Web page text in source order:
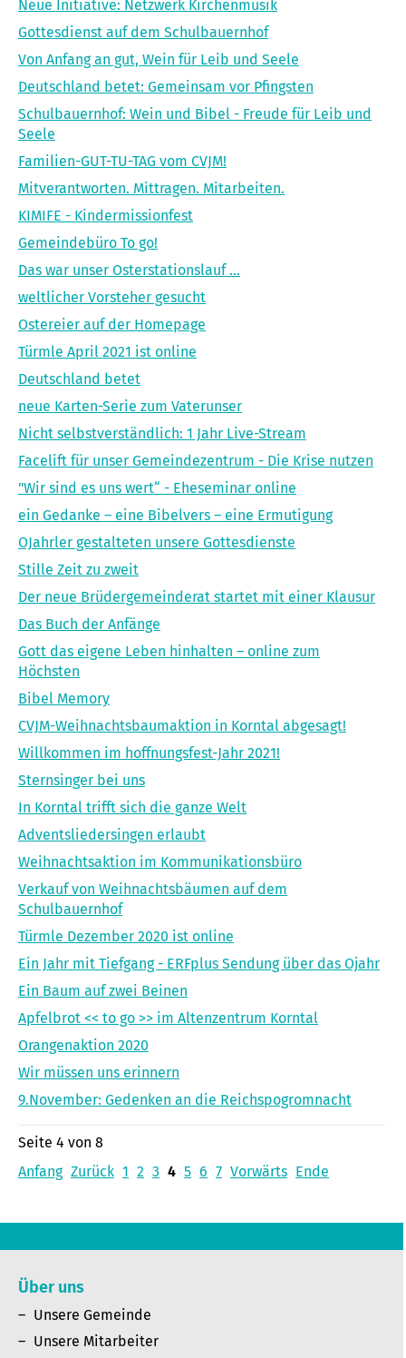
Neue Initiative: Netzwerk Kirchenmusik
Gottesdienst auf dem Schulbauernhof
Von Anfang an gut, Wein für Leib und Seele
Deutschland betet: Gemeinsam vor Pfingsten
Schulbauernhof: Wein und Bibel - Freude für Leib und
Seele
Familien-GUT-TU-TAG vom CVJM!
Mitverantworten. Mittragen. Mitarbeiten.
KIMIFE - Kindermissionfest
Gemeindebüro To go!
Das war unser Osterstationslauf …
weltlicher Vorsteher gesucht
Ostereier auf der Homepage
Türmle April 2021 ist online
Deutschland betet
neue Karten-Serie zum Vaterunser
Nicht selbstverständlich: 1 Jahr Live-Stream
Facelift für unser Gemeindezentrum - Die Krise nutzen
"Wir sind es uns wert“ - Eheseminar online
ein Gedanke – eine Bibelvers – eine Ermutigung
OJahrler gestalteten unsere Gottesdienste
Stille Zeit zu zweit
Der neue Brüdergemeinderat startet mit einer Klausur
Das Buch der Anfänge
Gott das eigene Leben hinhalten – online zum
Höchsten
Bibel Memory
CVJM-Weihnachtsbaumaktion in Korntal abgesagt!
Willkommen im hoffnungsfest-Jahr 2021!
Sternsinger bei uns
In Korntal trifft sich die ganze Welt
Adventsliedersingen erlaubt
Weihnachtsaktion im Kommunikationsbüro
Verkauf von Weihnachtsbäumen auf dem
Schulbauernhof
Türmle Dezember 2020 ist online
Ein Jahr mit Tiefgang - ERFplus Sendung über das Ojahr
Ein Baum auf zwei Beinen
Apfelbrot << to go >> im Altenzentrum Korntal
Orangenaktion 2020
Wir müssen uns erinnern
9.November: Gedenken an die Reichspogromnacht
Seite 4 von 8
Anfang Zurück 1 2 3 4 5 6 7 Vorwärts Ende
Über uns
Unsere Gemeinde
Unsere Mitarbeiter